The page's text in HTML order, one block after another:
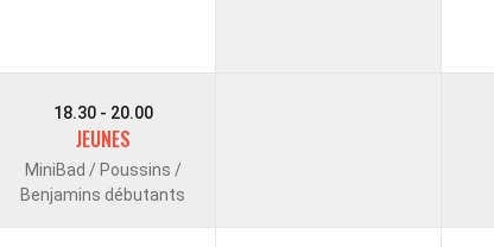
18.30 - 20.00
JEUNES
MiniBad / Poussins /
Benjamins débutants